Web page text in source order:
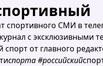
спортивного СМИ в
с эксклюзивными
спорт от главного
спорта #российский